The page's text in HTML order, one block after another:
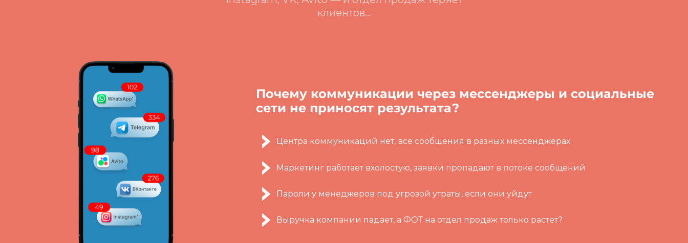
клиентов...
Почему коммуникации через мессенджеры и социальные
сети не приносят результата?
Центра коммуникаций нет, все сообщения в разных мессенджерах
Маркетинг работает вхолостую, заявки пропадают в потоке сообщений
Пароли у менеджеров под угрозой утраты, если они уйдут
Выручка компании падает, а ФОТ на отдел продаж только растет?